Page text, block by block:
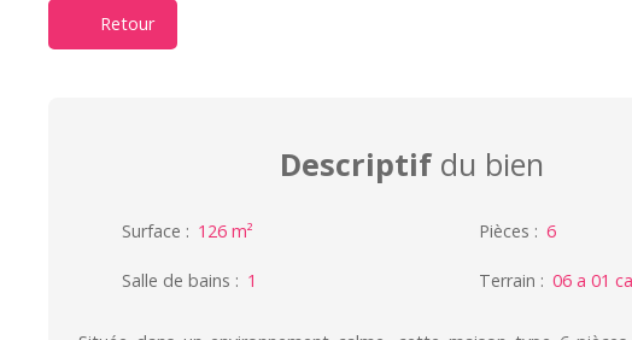
Retour
Descriptifdu bien
Surface : 126 m² Pièces : 6
Salle de bains : 1 Terrain : 06 a 01 ca